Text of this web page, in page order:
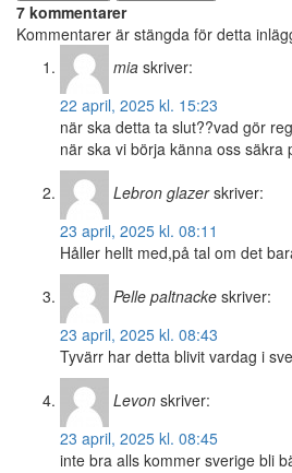
7 kommentarer
Kommentarer är stängda för detta
mia skriver:
22 april, 2025 kl. 15:23
när ska detta ta slut??vad gör
när ska vi börja känna oss säkra
Lebron glazer skriver:
23 april, 2025 kl. 08:11
Håller hellt med,på tal om det
Pelle paltnacke skriver:
23 april, 2025 kl. 08:43
Tyvärr har detta blivit vardag i
Levon skriver:
23 april, 2025 kl. 08:45
inte bra alls kommer sverige bli